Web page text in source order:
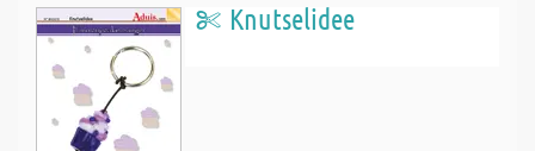
Knutselidee